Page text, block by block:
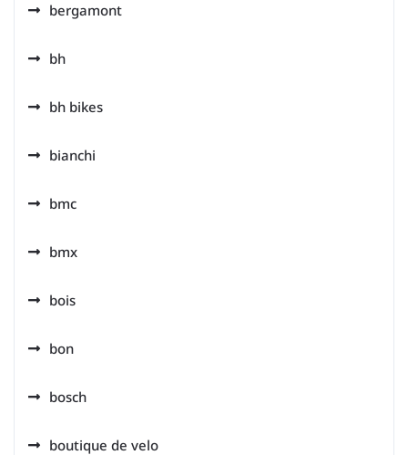
bergamont
bh
bh bikes
bianchi
bmc
bmx
bois
bon
bosch
boutique de velo